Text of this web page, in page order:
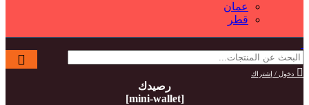
عمان
قطر
دخول / إشتراك
رصيدك
[mini-wallet]